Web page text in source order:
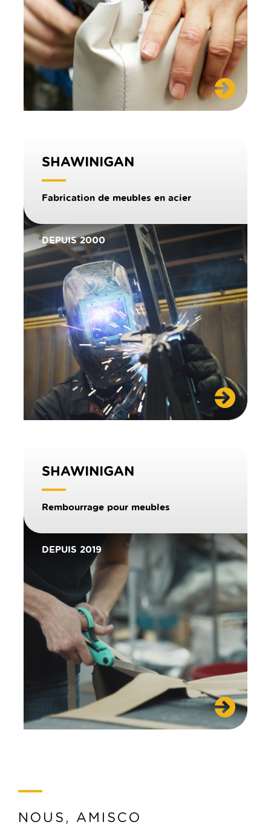
SHAWINIGAN
Fabrication de meubles en acier
DEPUIS 2000
SHAWINIGAN
Rembourrage pour meubles
DEPUIS 2019
NOUS, AMISCO